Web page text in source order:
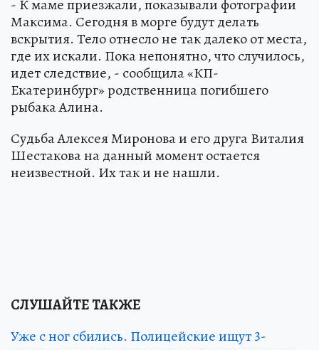
- К маме приезжали, показывали фотографии
Максима. Сегодня в морге будут делать
вскрытия. Тело отнесло не так далеко от места,
где их искали. Пока непонятно, что случилось,
идет следствие, - сообщила «КП-
Екатеринбург» родственница погибшего
рыбака Алина.
Судьба Алексея Миронова и его друга Виталия
Шестакова на данный момент остается
неизвестной. Их так и не нашли.
СЛУШАЙТЕ ТАКЖЕ
Уже с ног сбились. Полицейские ищут 3-